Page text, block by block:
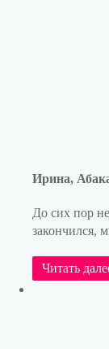
Ирина,
До сих пор
закончился,
Читать